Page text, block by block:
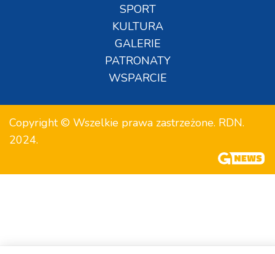
SPORT
KULTURA
GALERIE
PATRONATY
WSPARCIE
Copyright © Wszelkie prawa zastrzeżone. RDN.
2024.